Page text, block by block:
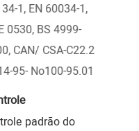
34-1, EN 60034-1,
0530, BS 4999-
CAN/ CSA-C22.2
95- No100-95.01
padrão do